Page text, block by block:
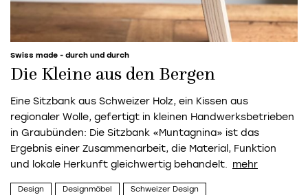
Swiss made - durch und durch
Die Kleine aus den Bergen
Eine Sitzbank aus Schweizer Holz, ein Kissen aus
regionaler Wolle, gefertigt in kleinen Handwerksbetrieben
in Graubünden: Die Sitzbank «Muntagnina» ist das
Ergebnis einer Zusammenarbeit, die Material, Funktion
und lokale Herkunft gleichwertig behandelt.
Design Designmöbel Schweizer Design